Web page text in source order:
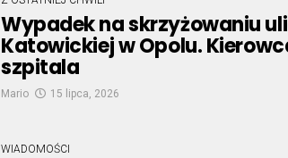
Wypadek na skrzyżowaniu
Katowickiej w Opolu.
szpitala
Mario 15 lipca, 2026
WIADOMOŚCI